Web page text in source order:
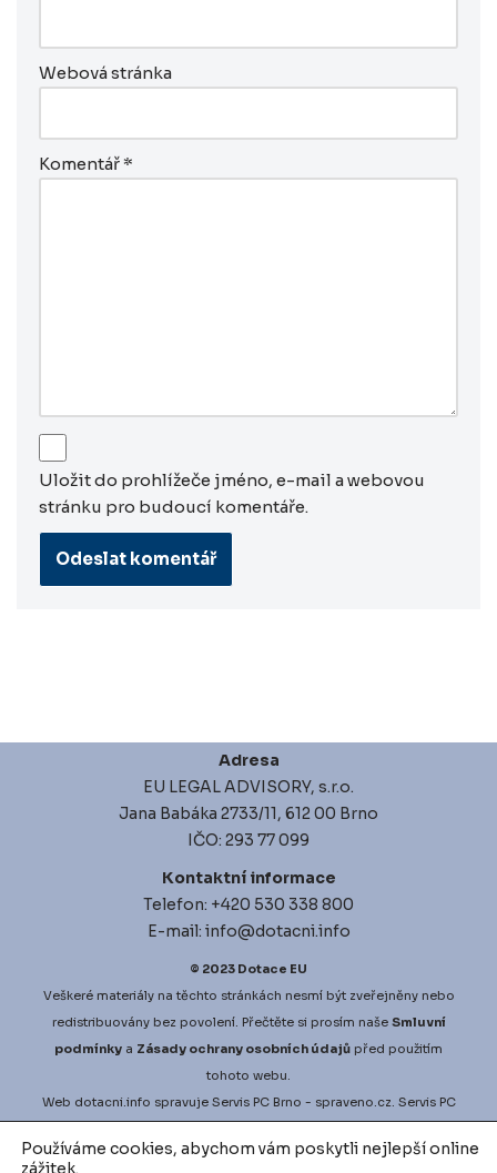
Webová stránka
Komentář *
Uložit do prohlížeče jméno, e-mail a webovou
stránku pro budoucí komentáře.
Adresa
EU LEGAL ADVISORY, s.r.o.
Jana Babáka 2733/11, 612 00 Brno
IČO: 293 77 099
Kontaktní informace
Telefon: +420 530 338 800
E-mail: info@dotacni.info
© 2023 Dotace EU
Veškeré materiály na těchto stránkách nesmí být zveřejněny nebo
redistribuovány bez povolení. Přečtěte si prosím naše Smluvní
podmínky a Zásady ochrany osobních údajů před použitím
tohoto webu.
Web dotacni.info spravuje Servis PC Brno - spraveno.cz. Servis PC
nejlepší možné podmínky pro vaši zakázku.vodni-audit.cza
Používáme cookies, abychom vám poskytli nejlepší online
zážitek.